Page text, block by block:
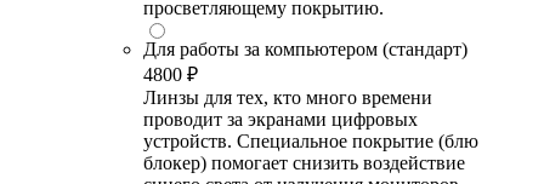
просветляющему покрытию.
Для работы за компьютером (стандарт)
4800 ₽
Линзы для тех, кто много времени
проводит за экранами цифровых
устройств. Специальное покрытие (блю
блокер) помогает снизить воздействие